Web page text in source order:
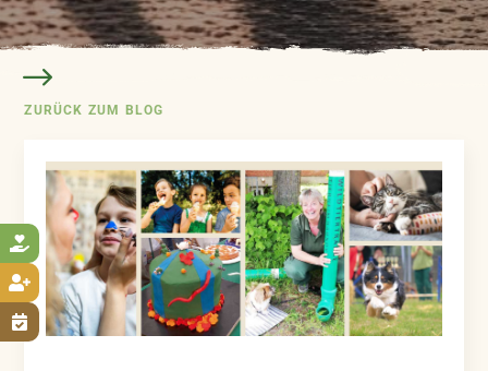



ZURÜCK ZUM BLOG